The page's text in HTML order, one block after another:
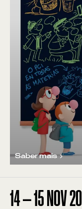
Saber mais
14—15NOV